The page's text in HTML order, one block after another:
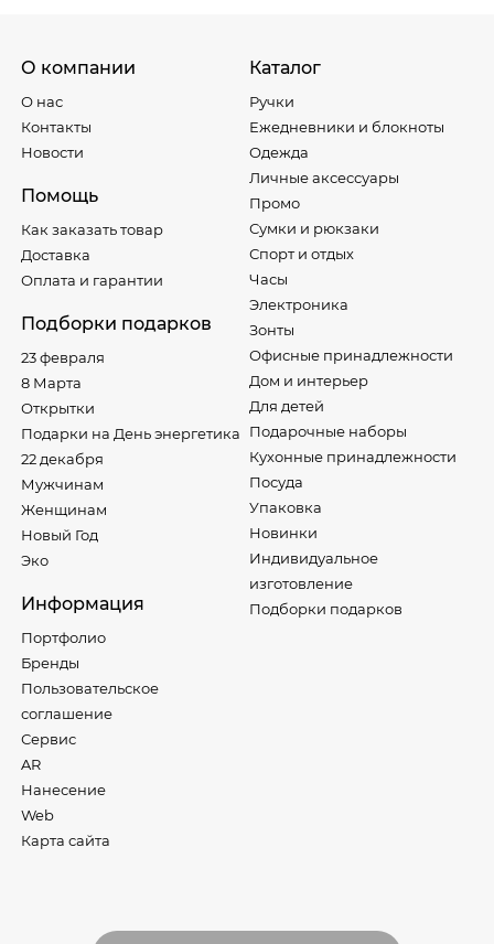
О компании
О нас
Контакты
Новости
Помощь
Как заказать товар
Доставка
Оплата и гарантии
Подборки подарков
23 февраля
8 Марта
Открытки
Подарки на День энергетика
22 декабря
Мужчинам
Женщинам
Новый Год
Эко
Информация
Портфолио
Бренды
Пользовательское
соглашение
Сервис
AR
Нанесение
Web
Карта сайта
Каталог
Ручки
Ежедневники и блокноты
Одежда
Личные аксессуары
Промо
Сумки и рюкзаки
Спорт и отдых
Часы
Электроника
Зонты
Офисные принадлежности
Дом и интерьер
Для детей
Подарочные наборы
Кухонные принадлежности
Посуда
Упаковка
Новинки
Индивидуальное
изготовление
Подборки подарков